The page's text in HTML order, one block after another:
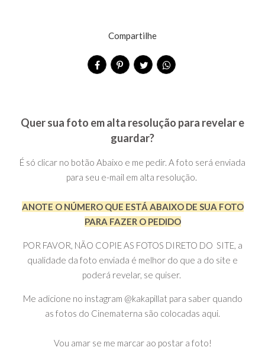
Compartilhe
Quer sua foto em alta resolução para revelar e
guardar?
É só clicar no botão Abaixo e me pedir. A foto será enviada
para seu e-mail em alta resolução.
ANOTE O NÚMERO QUE ESTÁ ABAIXO DE SUA FOTO
PARA FAZER O PEDIDO
POR FAVOR, NÃO COPIE AS FOTOS DIRETO DO SITE, a
qualidade da foto enviada é melhor do que a do site e
poderá revelar, se quiser.
Me adicione no instagram @kakapillat para saber quando
as fotos do Cinematerna são colocadas aqui.
Vou amar se me marcar ao postar a foto!